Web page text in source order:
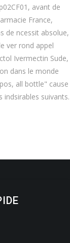
avant de
France,
de ncessit absolue,
ver rond appel
Ivermectin Sude,
dans le monde
all bottle" cause
suivants.